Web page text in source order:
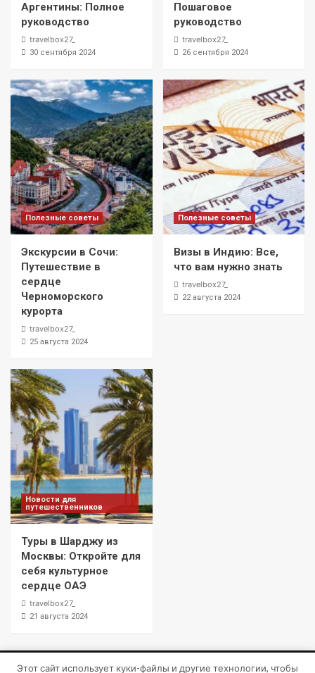
Аргентины: Полное
руководство
travelbox27_
30 сентября 2024
Пошаговое
руководство
travelbox27_
26 сентября 2024
Полезные советы
Экскурсии в Сочи:
Путешествие в
сердце
Черноморского
курорта
travelbox27_
25 августа 2024
Полезные советы
Визы в Индию: Все,
что вам нужно знать
travelbox27_
22 августа 2024
Новости для
путешественников
Туры в Шарджу из
Москвы: Откройте для
себя культурное
сердце ОАЭ
travelbox27_
21 августа 2024
Этот сайт использует куки-файлы и другие технологии, чтобы